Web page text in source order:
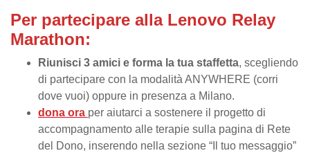
Per partecipare alla Lenovo Relay
Marathon:
Riunisci 3 amici e forma la tua staffetta, scegliendo
di partecipare con la modalità ANYWHERE (corri
dove vuoi) oppure in presenza a Milano.
dona ora per aiutarci a sostenere il progetto di
accompagnamento alle terapie sulla pagina di Rete
del Dono, inserendo nella sezione “Il tuo messaggio”